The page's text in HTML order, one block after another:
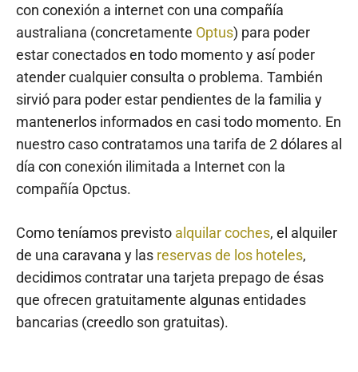
con conexión a internet con una compañía
australiana (concretamente Optus) para poder
estar conectados en todo momento y así poder
atender cualquier consulta o problema. También
sirvió para poder estar pendientes de la familia y
mantenerlos informados en casi todo momento. En
nuestro caso contratamos una tarifa de 2 dólares al
día con conexión ilimitada a Internet con la
compañía Opctus.
Como teníamos previsto alquilar coches, el alquiler
de una caravana y las reservas de los hoteles,
decidimos contratar una tarjeta prepago de ésas
que ofrecen gratuitamente algunas entidades
bancarias (creedlo son gratuitas).